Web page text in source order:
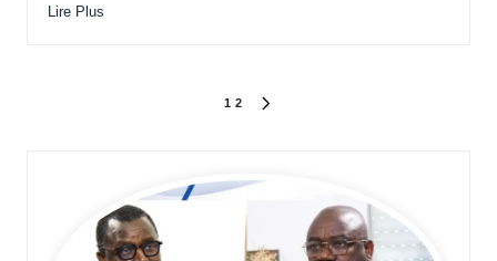
Lire Plus
publications
1 2